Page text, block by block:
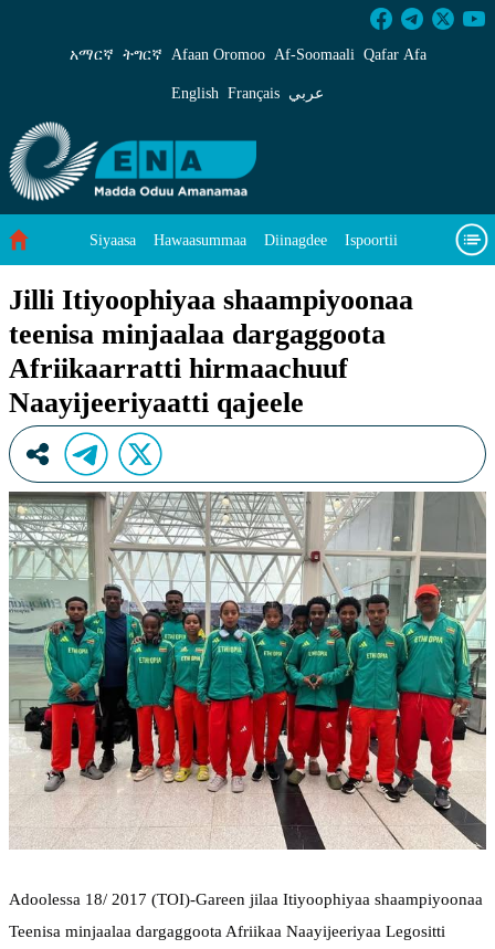
Jilli Itiyoophiyaa shaampiyoonaa teenisa
አማርኛ ትግርኛ Afaan Oromoo Af‑Soomaali Qafar Afa
English Français عربي
Siyaasa Hawaasummaa Diinagdee Ispoortii
Waa’ee keenya
Jilli Itiyoophiyaa shaampiyoonaa
teenisa minjaalaa dargaggoota
Afriikaarratti hirmaachuuf
Naayijeeriyaatti qajeele
Adoolessa 18/ 2017 (TOI)-Gareen jilaa Itiyoophiyaa shaampiyoonaa
Teenisa minjaalaa dargaggoota Afriikaa Naayijeeriyaa Legositti